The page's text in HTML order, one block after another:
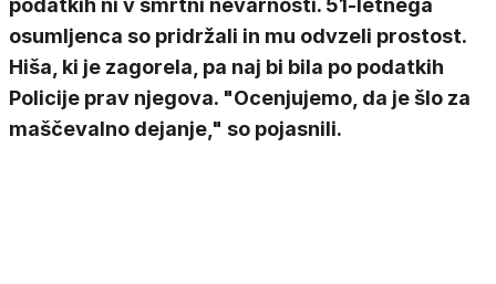
podatkih ni v smrtni nevarnosti. 51-letnega
osumljenca so pridržali in mu odvzeli prostost.
Hiša, ki je zagorela, pa naj bi bila po podatkih
Policije prav njegova. "Ocenjujemo, da je šlo za
maščevalno dejanje," so pojasnili.